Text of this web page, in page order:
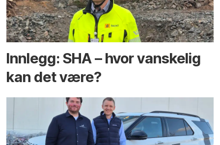
Innlegg: SHA – hvor vanskelig
kan det være?